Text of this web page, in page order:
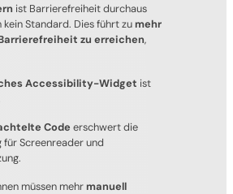
ist Barrierefreiheit durchaus
Standard. Dies führt zumehr
zu erreichen,
Accessibility-Widget ist
Code erschwert die
Screenreader und
müssen mehrmanuell